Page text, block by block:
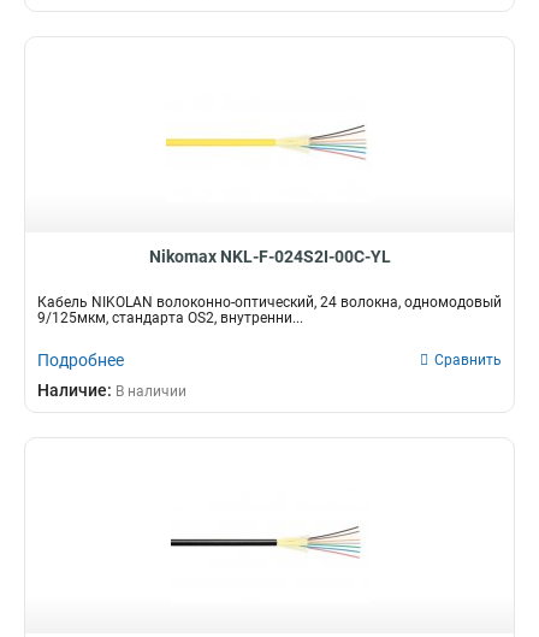
Nikomax NKL-F-024S2I-00C-YL
Кабель NIKOLAN волоконно-оптический, 24 волокна, одномодовый
9/125мкм, стандарта OS2, внутренни...
Подробнее Сравнить
Наличие: В наличии